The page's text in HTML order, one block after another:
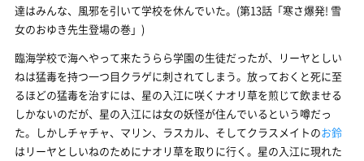
達はみんな、風邪を引いて学校を休んでいた。(第13話「寒さ爆発! 雪
女のおゆき先生登場の巻」)
臨海学校で海へやって来たうらら学園の生徒だったが、リーヤとしい
ねは猛毒を持つ一つ目クラゲに刺されてしまう。放っておくと死に至
るほどの猛毒を治すには、星の入江に咲くナオリ草を煎じて飲ませる
しかないのだが、星の入江には女の妖怪が住んでいるという噂だっ
た。しかしチャチャ、マリン、ラスカル、そしてクラスメイトのお鈴
はリーヤとしいねのためにナオリ草を取りに行く。星の入江に現れた